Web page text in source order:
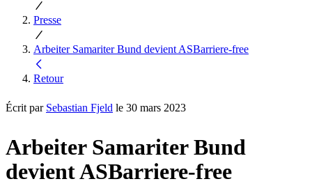
Presse
Arbeiter Samariter Bund devient ASBarriere-free
Retour
Écrit par Sebastian Fjeld le 30 mars 2023
Arbeiter Samariter Bund
devient ASBarriere-free